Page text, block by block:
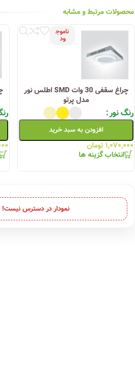
محصولات مرتبط و مشابه
ناموج
ود
چراغ سقفی 30 وات SMD اطلس نور
مدل پرتو
رنگ نور
افزودن به سبد خرید
۱,۰۷۰,۰۰۰ تومان
انتخاب گزینه ها
نمودار در دسترس نیست!